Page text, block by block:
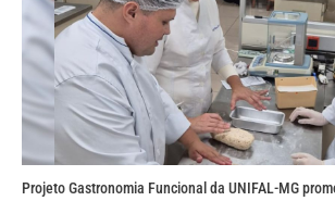
Projeto Gastronomia Funcional da UNIFAL-MG